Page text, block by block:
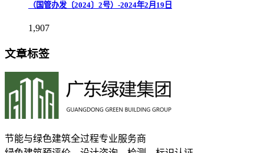
（国管办发〔2024〕2号）-2024年2月19日
1,907
文章标签
节能与绿色建筑全过程专业服务商